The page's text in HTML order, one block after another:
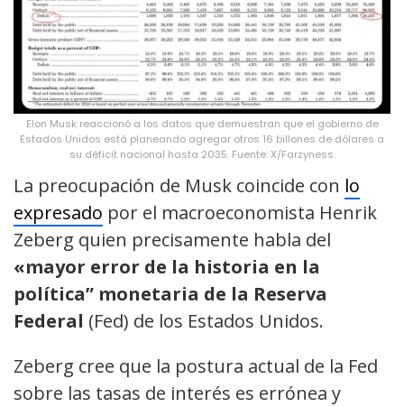
Elon Musk reaccionó a los datos que demuestran que el gobierno de
Estados Unidos está planeando agregar otros 16 billones de dólares a
su déficit nacional hasta 2035. Fuente: X/Farzyness.
La preocupación de Musk coincide con lo
expresado por el macroeconomista Henrik
Zeberg quien precisamente habla del
«mayor error de la historia en la
política” monetaria de la Reserva
Federal (Fed) de los Estados Unidos.
Zeberg cree que la postura actual de la Fed
sobre las tasas de interés es errónea y